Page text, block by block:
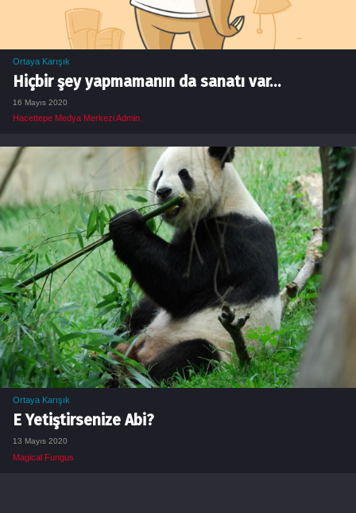
Ortaya Karışık
Hiçbir şey yapmamanın da sanatı var…
16 Mayıs 2020
Hacettepe Medya Merkezi Admin
Ortaya Karışık
E Yetiştirsenize Abi?
13 Mayıs 2020
Magical Fungus